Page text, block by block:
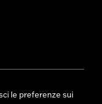
le preferenze sui